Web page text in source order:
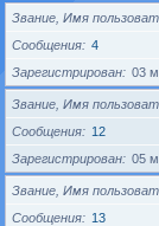
Звание, Имя
Сообщения
4
Зарегистрирован
03
Звание, Имя
Сообщения
12
Зарегистрирован
05
Звание, Имя
Сообщения
13